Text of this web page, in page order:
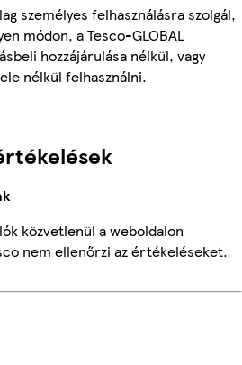
személyes felhasználásra szolgál,
módon, a Tesco-GLOBAL
hozzájárulása nélkül, vagy
nélkül felhasználni.
közvetlenül a weboldalon
nem ellenőrzi az értékeléseket.